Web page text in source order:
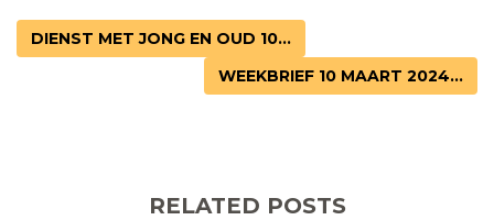
DIENST MET JONG EN OUD 10...
WEEKBRIEF 10 MAART 2024...
RELATED POSTS